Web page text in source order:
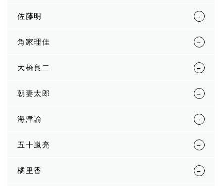
佐藤明
角家理佳
大橋良二
朝妻太郎
海津諭
五十嵐亮
橘里香